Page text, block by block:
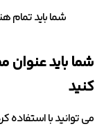
شما باید تمام هنرتان را
شما باید عنوان
کنید
می توانید با استفاده